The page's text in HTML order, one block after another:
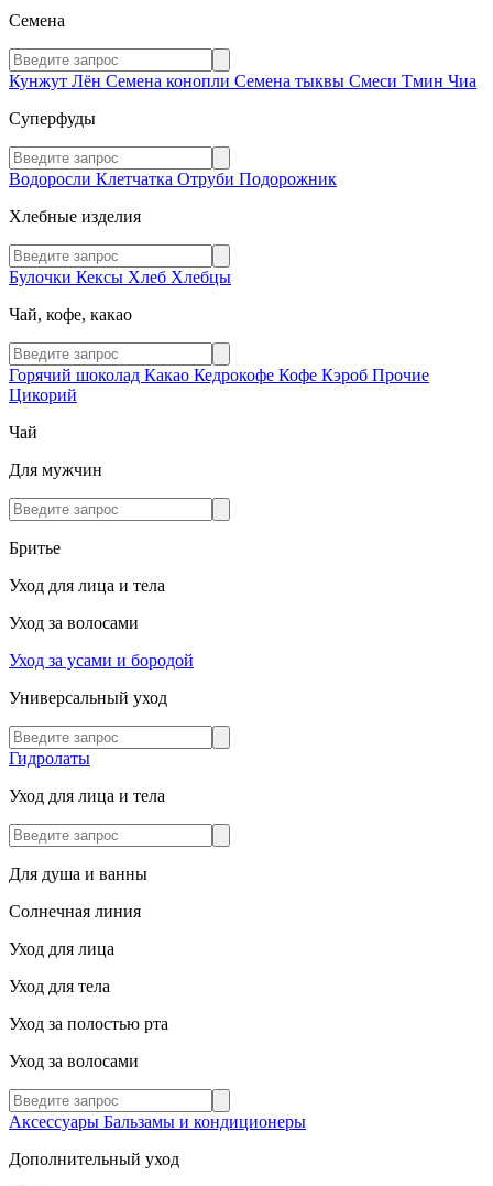
Семена
Кунжут Лён Семена конопли Семена тыквы Смеси Тмин Чиа
Суперфуды
Водоросли Клетчатка Отруби Подорожник
Хлебные изделия
Булочки Кексы Хлеб Хлебцы
Чай, кофе, какао
Горячий шоколад Какао Кедрокофе Кофе Кэроб Прочие
Цикорий
Чай
Для мужчин
Бритье
Уход для лица и тела
Уход за волосами
Уход за усами и бородой
Универсальный уход
Гидролаты
Уход для лица и тела
Для душа и ванны
Солнечная линия
Уход для лица
Уход для тела
Уход за полостью рта
Уход за волосами
Аксессуары Бальзамы и кондиционеры
Дополнительный уход